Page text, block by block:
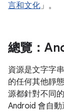
言和文化」。
總覽：
資源是文字字
的任何其他靜
源都針對不同
Android 會自動